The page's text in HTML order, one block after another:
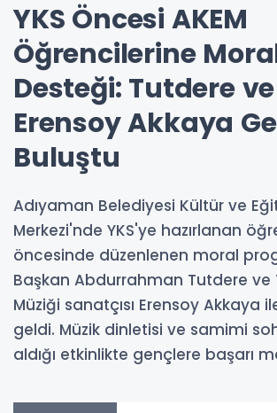
YKS Öncesi AKEM
Öğrencilerine
Desteği: Tutdere ve
Erensoy Akkaya
Buluştu
Adıyaman Belediyesi Kültür ve
Merkezi'nde YKS'ye hazırlanan
öncesinde düzenlenen moral
Başkan Abdurrahman Tutdere ve
Müziği sanatçısı Erensoy Akkaya
geldi. Müzik dinletisi ve samimi
aldığı etkinlikte gençlere başarı